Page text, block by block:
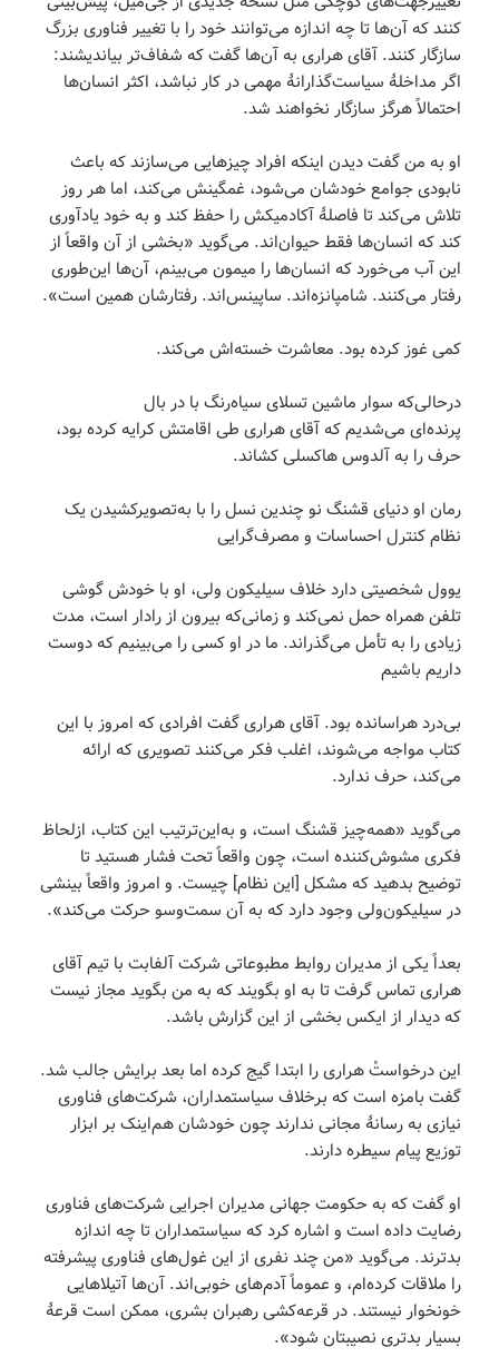
کنند که آن‌ها تا چه اندازه می‌توانند خود را با تغییر فناوری بزرگ
سازگار کنند. آقای هراری به آن‌ها گفت که شفاف‌تر بیاندیشند:
اگر مداخلۀ سیاست‌گذارانۀ مهمی در کار نباشد، اکثر انسان‌ها
احتمالاً هرگز سازگار نخواهند شد.
او به من گفت دیدن اینکه افراد چیزهایی می‌سازند که باعث
نابودی جوامع خودشان می‌شود، غمگینش می‌کند، اما هر روز
تلاش می‌کند تا فاصلۀ آکادمیکش را حفظ کند و به خود یادآوری
کند که انسان‌ها فقط حیوان‌اند. می‌گوید «بخشی از آن واقعاً از
این آب می‌خورد که انسان‌ها را میمون می‌بینم، آن‌ها این‌طوری
رفتار می‌کنند. شامپانزه‌اند. ساپینس‌اند. رفتارشان همین است».
کمی غوز کرده بود. معاشرت خسته‌اش می‌کند.
درحالی‌که سوار ماشین تسلای سیاه‌رنگ با در بال
پرنده‌ای می‌شدیم که آقای هراری طی اقامتش کرایه کرده بود،
حرف را به آلدوس هاکسلی کشاند.
رمان او دنیای قشنگ نو چندین نسل را با به‌تصویرکشیدن یک
نظام کنترل احساسات و مصرف‌گرایی
یوول شخصیتی دارد خلاف سیلیکون ولی، او با خودش گوشی
تلفن همراه حمل نمی‌کند و زمانی‌که بیرون از رادار است، مدت
زیادی را به تأمل می‌گذراند. ما در او کسی را می‌بینیم که دوست
داریم باشیم
بی‌درد هراسانده بود. آقای هراری گفت افرادی که امروز با این
کتاب مواجه می‌شوند، اغلب فکر می‌کنند تصویری که ارائه
می‌کند، حرف ندارد.
می‌گوید «همه‌چیز قشنگ است، و به‌این‌ترتیب این کتاب، ازلحاظ
فکری مشوش‌کننده است، چون واقعاً تحت فشار هستید تا
توضیح بدهید که مشکل [این نظام] چیست. و امروز واقعاً بینشی
در سیلیکون‌ولی وجود دارد که به آن سمت‌وسو حرکت می‌کند».
بعداً یکی از مدیران روابط مطبوعاتی شرکت آلفابت با تیم آقای
هراری تماس گرفت تا به او بگویند که به من بگوید مجاز نیست
که دیدار از ایکس بخشی از این گزارش باشد.
این درخواستْ هراری را ابتدا گیج کرده اما بعد برایش جالب شد.
گفت بامزه است که برخلاف سیاستمداران، شرکت‌های فناوری
نیازی به رسانۀ مجانی ندارند چون خودشان هم‌اینک بر ابزار
توزیع پیام سیطره دارند.
او گفت که به حکومت جهانی مدیران اجرایی شرکت‌های فناوری
رضایت داده است و اشاره کرد که سیاستمداران تا چه اندازه
بدترند. می‌گوید «من چند نفری از این غول‌های فناوری پیشرفته
را ملاقات کرده‌ام، و عموماً آدم‌های خوبی‌اند. آن‌ها آتیلاهایی
خونخوار نیستند. در قرعه‌کشی رهبران بشری، ممکن است قرعۀ
بسیار بدتری نصیبتان شود».